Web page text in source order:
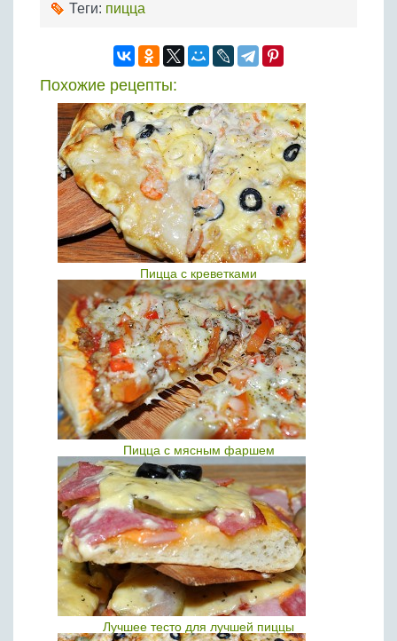
Теги: пицца
Похожие рецепты:
Пицца с креветками
Пицца с мясным фаршем
Лучшее тесто для лучшей пиццы